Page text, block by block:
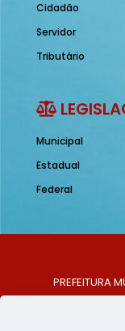
Cidadão
Servidor
Tributário
Municipal
Estadual
Federal
PREFEITURA